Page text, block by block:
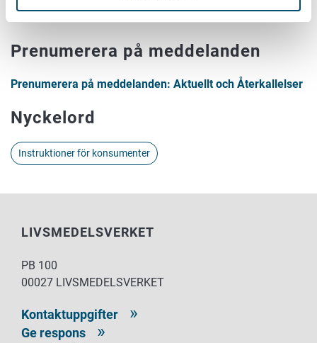
Prenumerera på meddelanden
Prenumerera på meddelanden: Aktuellt och Återkallelser
Nyckelord
Instruktioner för konsumenter
LIVSMEDELSVERKET
PB 100
00027 LIVSMEDELSVERKET
Kontaktuppgifter
Ge respons